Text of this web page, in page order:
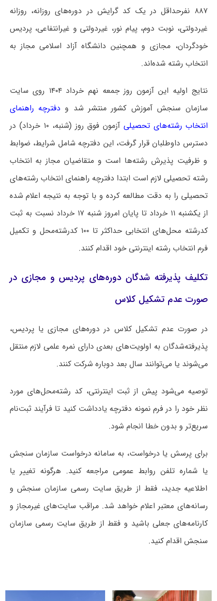
۸۸۷ نفرحداقل در یک کد گرایش در دوره‌های روزانه، روزانه
غیردولتی، نوبت دوم، پیام نور، غیردولتی و غیرانتفاعی، پردیس
خودگردان، مجازی و همچنین دانشگاه آزاد اسلامی مجاز به
انتخاب رشته شده‌اند.
نتایج اولیه این آزمون روز جمعه نهم خرداد ۱۴۰۴ روی سایت
سازمان سنجش آموزش کشور منتشر شد و دفترچه راهنمای
انتخاب رشته‌های تحصیلی
آزمون فوق روز (شنبه، ۱۰ خرداد) در
دسترس داوطلبان قرار گرفت، این دفترچه شامل شرایط، ضوابط
و ظرفیت پذیرش رشته‌ها است و متقاضیان مجاز به انتخاب
رشته تحصیلی لازم است ابتدا دفترچه راهنمای انتخاب رشته‌های
تحصیلی را به دقت مطالعه کرده و با توجه به نتیجه اعلام شده
از یکشنبه ۱۱ خرداد تا پایان امروز شنبه ۱۷ خرداد نسبت به ثبت
کدرشته محل‌های انتخابی حداکثر تا ۱۰۰ کدرشته‌محل و تکمیل
فرم انتخاب رشته اینترنتی خود اقدام کنند.
تکلیف پذیرفته شدگان دوره‌های پردیس و مجازی در
صورت عدم تشکیل کلاس
در صورت‌ عدم تشکیل کلاس در دوره‌های مجازی یا پردیس،
پذیرفته‌شدگان به اولویت‌های بعدی دارای نمره علمی لازم منتقل
می‌شوند یا می‌توانند سال بعد دوباره شرکت کنند.
توصیه می‌شود پیش از ثبت اینترنتی، کد رشته‌محل‌های مورد
نظر خود را در فرم نمونه دفترچه یادداشت کنید تا فرآیند ثبت‌نام
سریع‌تر و بدون خطا انجام شود.
برای پرسش یا درخواست، به سامانه درخواست سازمان سنجش
یا شماره تلفن روابط عمومی مراجعه کنید. هرگونه تغییر یا
اطلاعیه جدید، فقط از طریق سایت رسمی سازمان سنجش و
رسانه‌های معتبر اعلام خواهد شد. مراقب سایت‌های غیرمجاز و
کارنامه‌های جعلی باشید و فقط از طریق سایت رسمی سازمان
سنجش اقدام کنید.